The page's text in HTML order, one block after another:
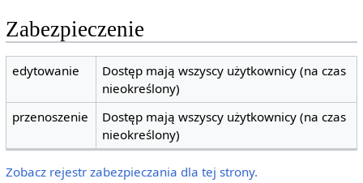
Zabezpieczenie
edytowanie
Dostęp mają wszyscy użytkownicy (na czas
nieokreślony)
przenoszenie
Dostęp mają wszyscy użytkownicy (na czas
nieokreślony)
Zobacz rejestr zabezpieczania dla tej strony.